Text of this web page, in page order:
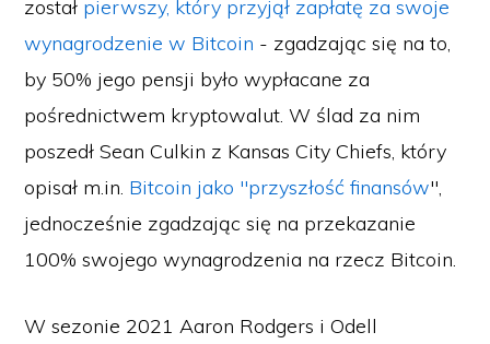
został pierwszy, który przyjął zapłatę za swoje
wynagrodzenie w Bitcoin - zgadzając się na to,
by 50% jego pensji było wypłacane za
pośrednictwem kryptowalut. W ślad za nim
poszedł Sean Culkin z Kansas City Chiefs, który
opisał m.in. Bitcoin jako "przyszłość finansów",
jednocześnie zgadzając się na przekazanie
100% swojego wynagrodzenia na rzecz Bitcoin.
W sezonie 2021 Aaron Rodgers i Odell